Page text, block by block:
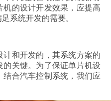
的设计开发效果，应提高
系统开发的需要。
计和开发的，其系统方案的
关键。为了保证单片机设
合汽车控制系统，我们应